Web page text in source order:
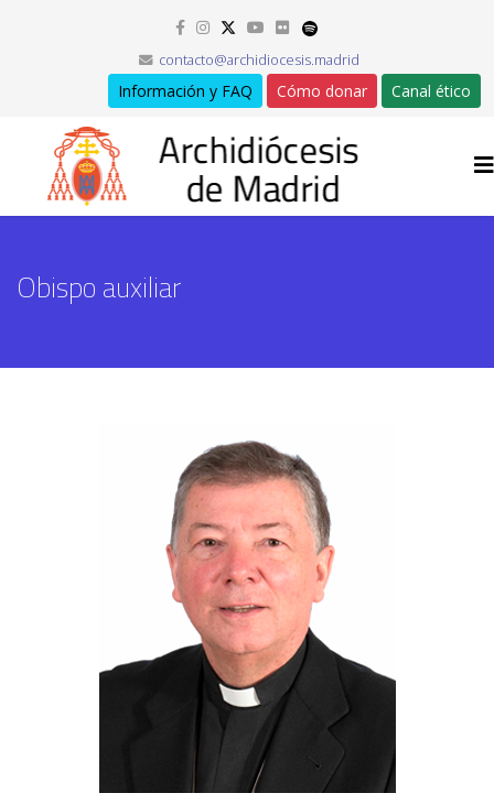
contacto@archidiocesis.madrid
Información y FAQ Cómo donar Canal ético
Obispo auxiliar